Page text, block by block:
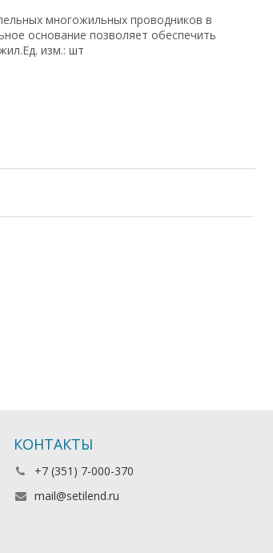
многожильных проводников в
основание позволяет обеспечить
изм.: шт
КОНТАКТЫ
+7 (351) 7-000-370
mail@setilend.ru